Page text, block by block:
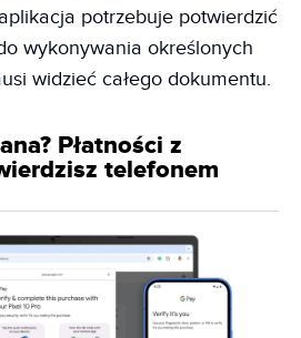
potrzebuje potwierdzić
wykonywania określonych
widzieć całego dokumentu.
Płatności z
telefonem